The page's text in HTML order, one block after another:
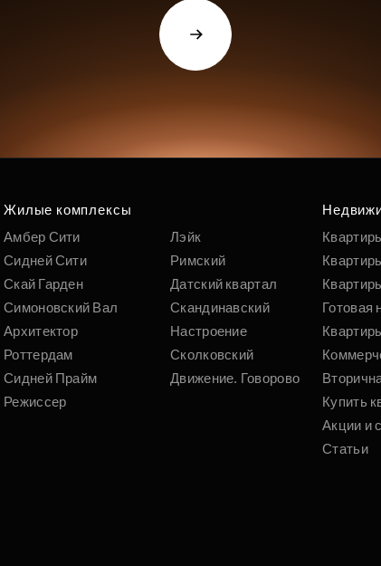
Жилые комплексы
Амбер Сити
Сидней Сити
Скай Гарден
Симоновский Вал
Архитектор
Роттердам
Сидней Прайм
Режиссер
Лэйк
Римский
Датский квартал
Скандинавский
Настроение
Сколковский
Движение. Говорово
Готовая
Купить
Акции и
Статьи